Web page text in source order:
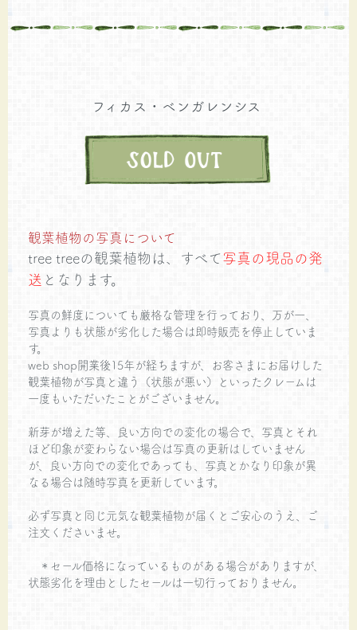
フィカス・ベンガレンシス
観葉植物の写真について
tree treeの観葉植物は、すべて写真の現品の発
送 となります。
写真の鮮度についても厳格な管理を行っており、万が一、
写真よりも状態が劣化した場合は即時販売を停止していま
す。
web shop開業後15年が経ちますが、お客さまにお届けした
観葉植物が写真と違う（状態が悪い）といったクレームは
一度もいただいたことがございません。
新芽が増えた等、良い方向での変化の場合で、写真とそれ
ほど印象が変わらない場合は写真の更新はしていません
が、良い方向での変化であっても、写真とかなり印象が異
なる場合は随時写真を更新しています。
必ず写真と同じ元気な観葉植物が届くとご安心のうえ、ご
注文くださいませ。
＊セール価格になっているものがある場合がありますが、
状態劣化を理由としたセールは一切行っておりません。